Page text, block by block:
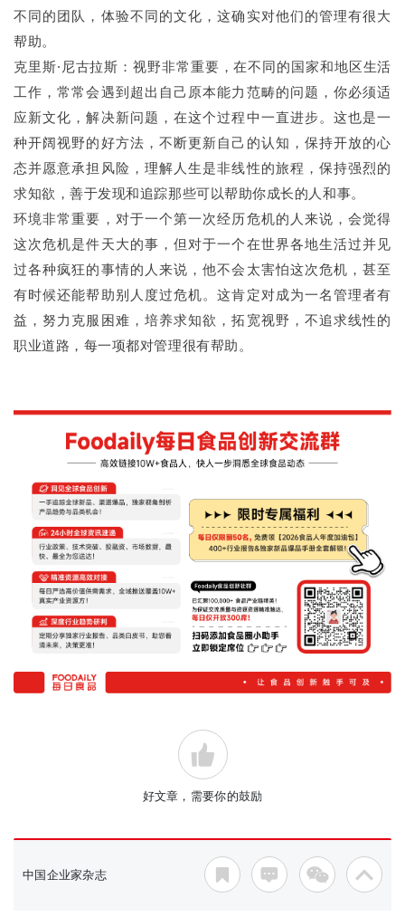
不同的团队，体验不同的文化，这确实对他们的管理有很大
帮助。
克里斯·尼古拉斯：视野非常重要，在不同的国家和地区生活
工作，常常会遇到超出自己原本能力范畴的问题，你必须适
应新文化，解决新问题，在这个过程中一直进步。这也是一
种开阔视野的好方法，不断更新自己的认知，保持开放的心
态并愿意承担风险，理解人生是非线性的旅程，保持强烈的
求知欲，善于发现和追踪那些可以帮助你成长的人和事。
环境非常重要，对于一个第一次经历危机的人来说，会觉得
这次危机是件天大的事，但对于一个在世界各地生活过并见
过各种疯狂的事情的人来说，他不会太害怕这次危机，甚至
有时候还能帮助别人度过危机。这肯定对成为一名管理者有
益，努力克服困难，培养求知欲，拓宽视野，不追求线性的
职业道路，每一项都对管理很有帮助。
好文章，需要你的鼓励
中国企业家杂志